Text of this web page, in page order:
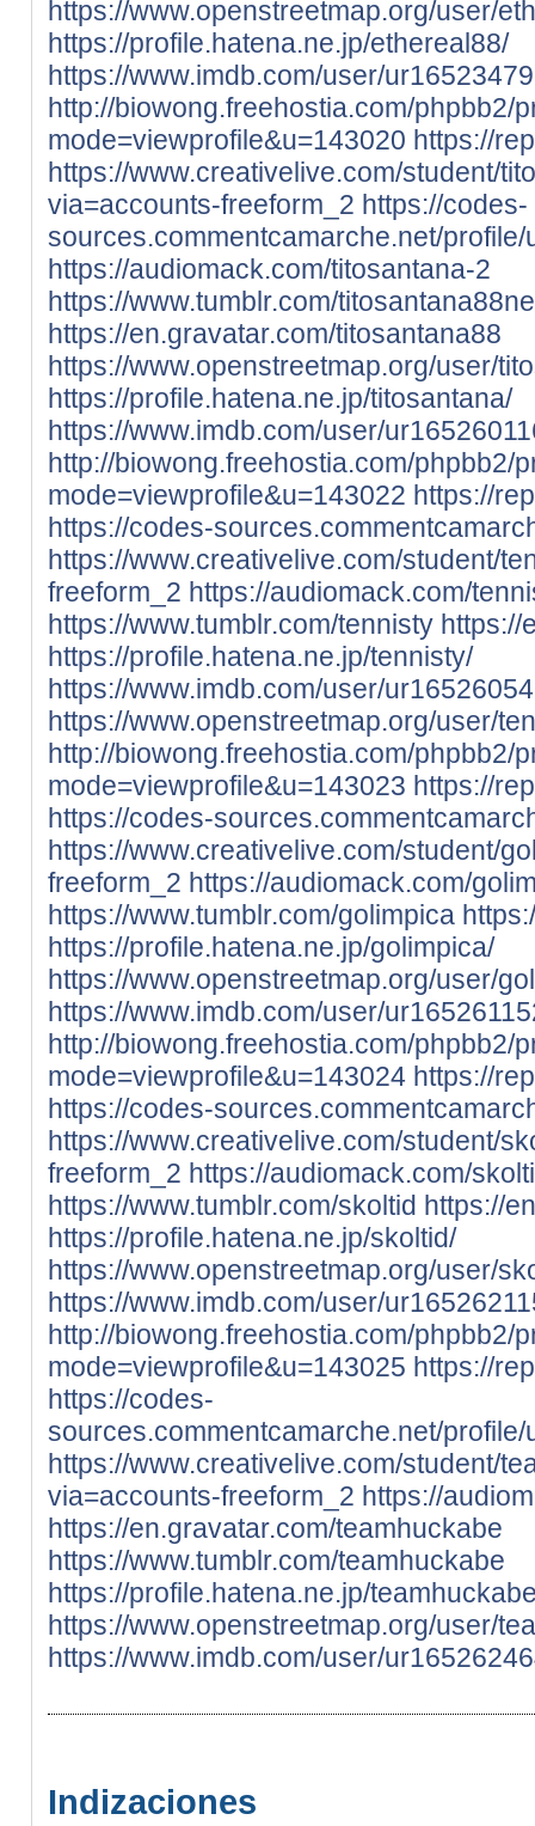
https://www.openstreetmap.org/user/
https://profile.hatena.ne.jp/ethereal88/
https://www.imdb.com/user/
http://biowong.freehostia.com/phpbb2/
mode=viewprofile&u=143020 https://
https://www.creativelive.com/student/
via=accounts-freeform_2 https://codes-
sources.commentcamarche.net/
https://audiomack.com/titosantana-2
https://www.tumblr.com/
https://en.gravatar.com/titosantana88
https://www.openstreetmap.org/user/
https://profile.hatena.ne.jp/titosantana/
https://www.imdb.com/user/
http://biowong.freehostia.com/phpbb2/
mode=viewprofile&u=143022 https://
https://codes-
https://www.creativelive.com/student/
freeform_2 https://audiomack.com/
https://www.tumblr.com/tennisty https://
https://profile.hatena.ne.jp/tennisty/
https://www.imdb.com/user/
https://www.openstreetmap.org/user/
http://biowong.freehostia.com/phpbb2/
mode=viewprofile&u=143023 https://
https://codes-
https://www.creativelive.com/student/
freeform_2 https://audiomack.com/
https://www.tumblr.com/golimpica
https://profile.hatena.ne.jp/golimpica/
https://www.openstreetmap.org/user/
https://www.imdb.com/user/
http://biowong.freehostia.com/phpbb2/
mode=viewprofile&u=143024 https://
https://codes-
https://www.creativelive.com/student/
freeform_2 https://audiomack.com/
https://www.tumblr.com/skoltid https://
https://profile.hatena.ne.jp/skoltid/
https://www.openstreetmap.org/user/
https://www.imdb.com/user/
http://biowong.freehostia.com/phpbb2/
mode=viewprofile&u=143025 https://
https://codes-
sources.commentcamarche.net/
https://www.creativelive.com/student/
via=accounts-freeform_2 https://
https://en.gravatar.com/teamhuckabe
https://www.tumblr.com/teamhuckabe
https://profile.hatena.ne.jp/
https://www.openstreetmap.org/user/
https://www.imdb.com/user/
Indizaciones